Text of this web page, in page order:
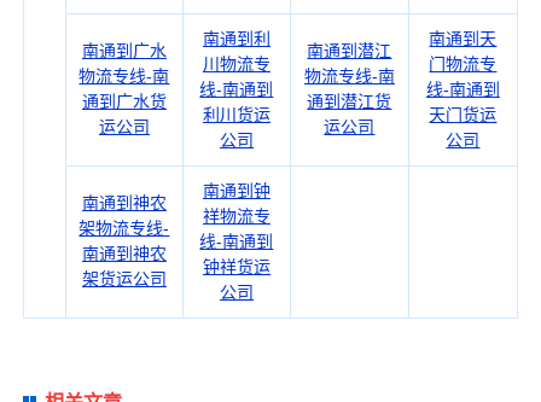
南通到广水
物流专线-南
通到广水货
运公司
南通到利
川物流专
线-南通到
利川货运
公司
南通到潜江
物流专线-南
通到潜江货
运公司
南通到天
门物流专
线-南通到
天门货运
公司
南通到神农
架物流专线-
南通到神农
架货运公司
南通到钟
祥物流专
线-南通到
钟祥货运
公司